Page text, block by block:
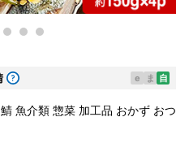
e ま 自
魚介類 惣菜 加工品 おかず おつ